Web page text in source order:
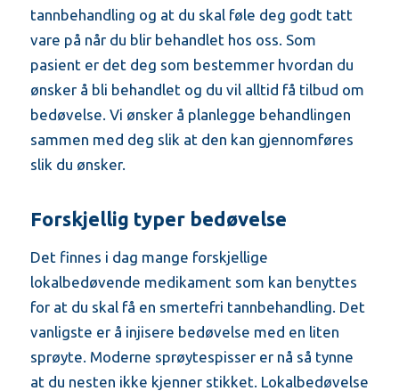
tannbehandling og at du skal føle deg godt tatt
vare på når du blir behandlet hos oss. Som
pasient er det deg som bestemmer hvordan du
ønsker å bli behandlet og du vil alltid få tilbud om
bedøvelse. Vi ønsker å planlegge behandlingen
sammen med deg slik at den kan gjennomføres
slik du ønsker.
Forskjellig typer bedøvelse
Det finnes i dag mange forskjellige
lokalbedøvende medikament som kan benyttes
for at du skal få en smertefri tannbehandling. Det
vanligste er å injisere bedøvelse med en liten
sprøyte. Moderne sprøytespisser er nå så tynne
at du nesten ikke kjenner stikket. Lokalbedøvelse